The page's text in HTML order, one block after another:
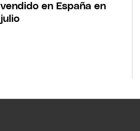
vendido en España en
julio